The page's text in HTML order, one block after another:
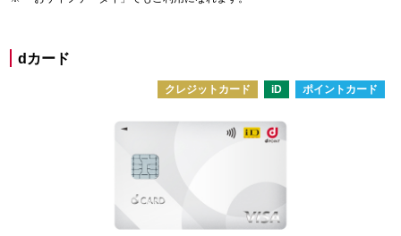
dカード
クレジットカード iD ポイントカード